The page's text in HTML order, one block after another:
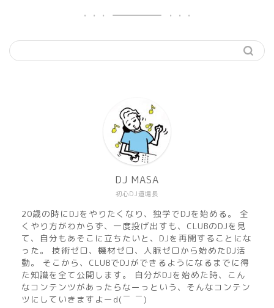
初心DJ道場長
DJ MASA
20歳の時にDJをやりたくなり、独学でDJを始める。 全
くやり方がわからず、一度投げ出すも、CLUBのDJを見
て、自分もあそこに立ちたいと、DJを再開することにな
った。 技術ゼロ、機材ゼロ、人脈ゼロから始めたDJ活
動。 そこから、CLUBでDJができるようになるまでに得
た知識を全て公開します。 自分がDJを始めた時、こん
なコンテンツがあったらなーっという、そんなコンテン
ツにしていきますよーd(￣ ￣)
マサのおすすめMusic
DJ MASA Mix